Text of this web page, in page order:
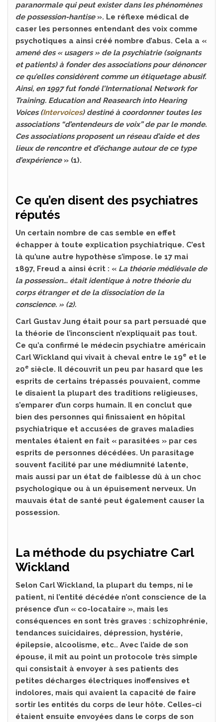
paranormale qui peut exister dans les phénomènes
de possession-hantise». Le réflexe médical de
caser les personnes entendant des voix comme
psychotiques a ainsi créé nombre d’abus. Cela a «
amené des « usagers » de la psychiatrie (soignants
et patients) à fonder des associations pour dénoncer
ce qu’elles considèrent comme un étiquetage abusif.
Ainsi, en 1997 fut fondé l’International Network for
Training. Education and Reasearch into Hearing
Voices (Intervoices) destiné à coordonner toutes les
associations “d’entendeurs de voix” de par le monde.
Ces associations proposent un réseau d’aide et des
lieux de rencontre et d’échange autour de ce type
d’expérience» (1).
Ce qu’en disent des psychiatres
réputés
Un certain nombre de cas semble en effet
échapper à toute explication psychiatrique. C’est
là qu’une autre hypothèse s’impose. le 17 mai
1897, Freud a ainsi écrit : « La théorie médiévale de
la possession… était identique à notre théorie du
corps étranger et de la dissociation de la
conscience. » (2).
Carl Gustav Jung était pour sa part persuadé que
la théorie de l’inconscient n’expliquait pas tout.
Ce qu’a confirmé le médecin psychiatre américain
Carl Wickland qui vivait à cheval entre le 19e et le
20e siècle. Il découvrit un peu par hasard que les
esprits de certains trépassés pouvaient, comme
le disaient la plupart des traditions religieuses,
s’emparer d’un corps humain. Il en conclut que
bien des personnes qui finissaient en hôpital
psychiatrique et accusées de graves maladies
mentales étaient en fait « parasitées » par ces
esprits de personnes décédées. Un parasitage
souvent facilité par une médiumnité latente,
mais aussi par un état de faiblesse dû à un choc
psychologique ou à un épuisement nerveux. Un
mauvais état de santé peut également causer la
possession.
La méthode du psychiatre Carl
Wickland
Selon Carl Wickland, la plupart du temps, ni le
patient, ni l’entité décédée n’ont conscience de la
présence d’un « co-locataire », mais les
conséquences en sont très graves : schizophrénie,
tendances suicidaires, dépression, hystérie,
épilepsie, alcoolisme, etc.. Avec l’aide de son
épouse, il mit au point un protocole très simple
qui consistait à envoyer à ses patients des
petites décharges électriques inoffensives et
indolores, mais qui avaient la capacité de faire
sortir les entités du corps de leur hôte. Celles-ci
étaient ensuite envoyées dans le corps de son